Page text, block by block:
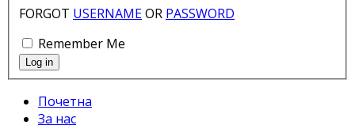
FORGOT USERNAMEOR PASSWORD
Remember Me
Почетна
За нас